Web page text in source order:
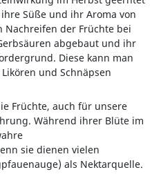
Süße und ihr Aroma von
der Früchte bei
abgebaut und ihr
Diese kann man
und Schnäpsen
Früchte, auch für unsere
Während ihrer Blüte im
sie dienen vielen
als Nektarquelle.